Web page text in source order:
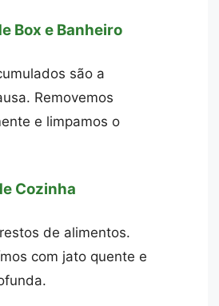
Box e Banheiro
são a
Removemos
e limpamos o
Cozinha
de alimentos.
com jato quente e